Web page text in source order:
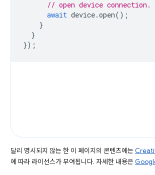
// open device connection.
await device.open();
}
}
});
달리 명시되지 않는 한 이 페이지의 콘텐츠에는
에 따라 라이선스가 부여됩니다. 자세한 내용은